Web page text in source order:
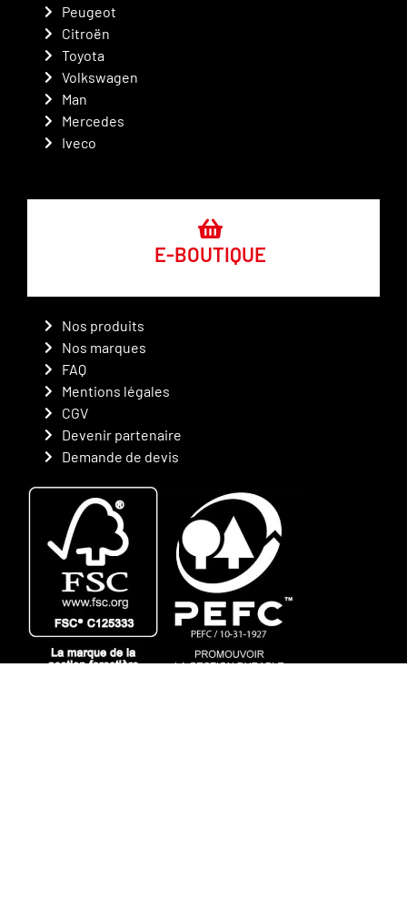
Peugeot
Citroën
Toyota
Volkswagen
Man
Mercedes
Iveco
E-BOUTIQUE
Nos produits
Nos marques
FAQ
Mentions légales
CGV
Devenir partenaire
Demande de devis